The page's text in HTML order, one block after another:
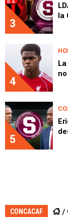
3
la
4
5
CONCACAF